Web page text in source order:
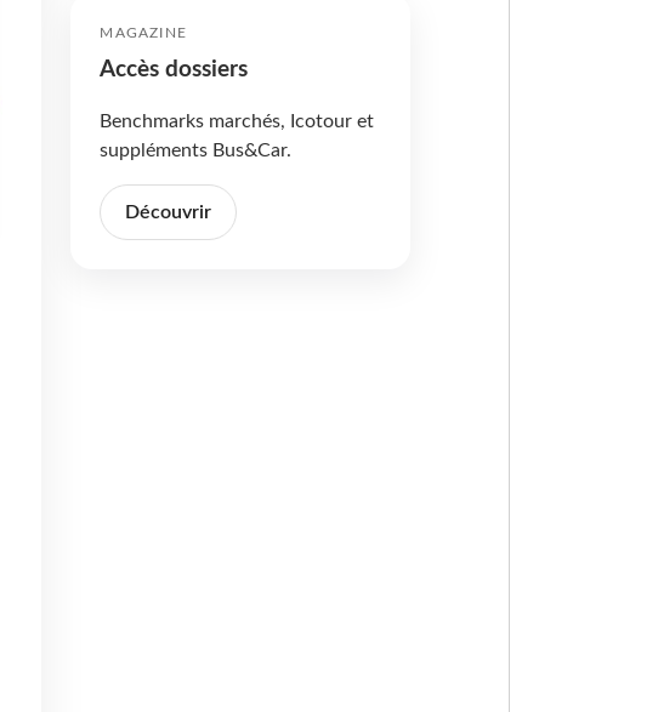
MAGAZINE
Accès dossiers
Benchmarks marchés, Icotour et
suppléments Bus&Car.
Découvrir